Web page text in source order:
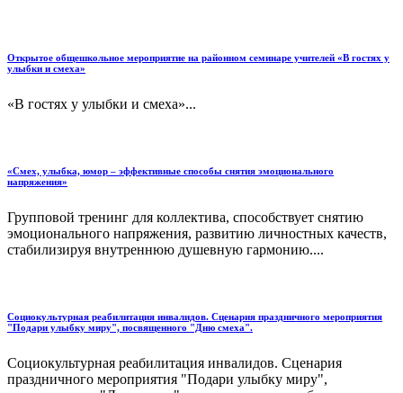
Открытое общешкольное мероприятие на районном семинаре учителей «В гостях у
улыбки и смеха»
«В гостях у улыбки и смеха»...
«Смех, улыбка, юмор – эффективные способы снятия эмоционального
напряжения»
Групповой тренинг для коллектива, способствует снятию
эмоционального напряжения, развитию личностных качеств,
стабилизируя внутреннюю душевную гармонию....
Социокультурная реабилитация инвалидов. Сценария праздничного мероприятия
"Подари улыбку миру", посвященного "Дню смеха".
Социокультурная реабилитация инвалидов. Сценария
праздничного мероприятия "Подари улыбку миру",